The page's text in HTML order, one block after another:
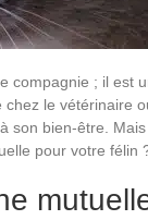
compagnie ; il est
le vétérinaire
son bien-être.
pour votre félin